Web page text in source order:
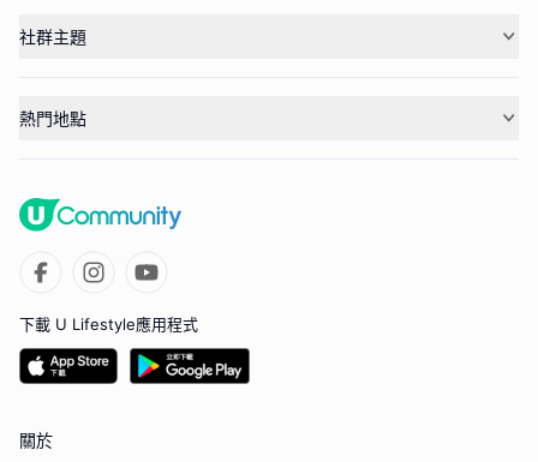
社群主題
熱門地點
下載 U Lifestyle應用程式
關於